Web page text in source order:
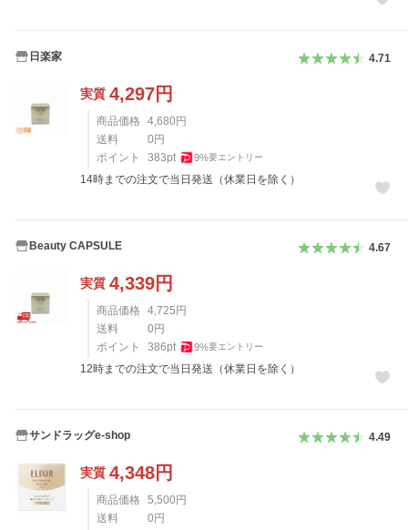
日楽家 4.71
実質 4,297円
商品価格 4,680 円
送料
0 円
ポイント
383pt 9%要エントリー
14時までの注文で当日発送（休業日を除く）
Beauty CAPSULE 4.67
実質 4,339円
商品価格 4,725 円
送料
0 円
ポイント
386pt 9%要エントリー
12時までの注文で当日発送（休業日を除く）
サンドラッグe-shop 4.49
実質 4,348円
商品価格 5,500 円
送料
0 円